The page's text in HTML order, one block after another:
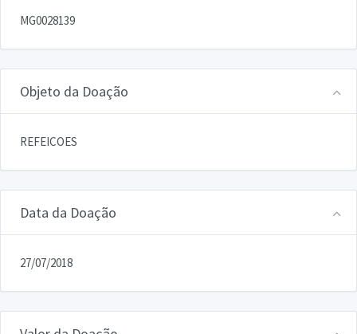
MG0028139
Objeto da Doação
REFEICOES
Data da Doação
27/07/2018